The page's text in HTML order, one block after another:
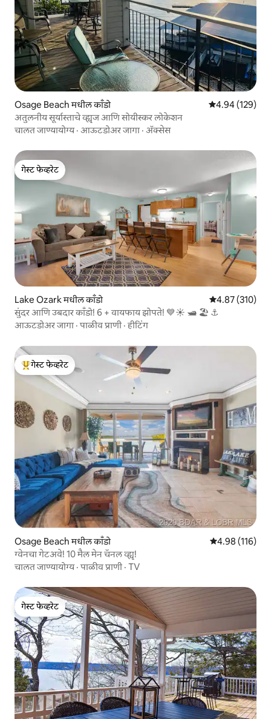
Osage Beach मधील काँडो 5 पैकी 4.94
4.94 (129)
अतुलनीय सूर्यास्ताचे व्ह्यूज आणि सोयीस्कर लोकेशन
चालत जाण्यायोग्य· आऊटडोअर जागा · ॲक्सेस
गेस्ट फेव्हरेट
गेस्ट फेव्हरेट
Lake Ozark मधील काँडो 5 पैकी 4.87
4.87 (310)
सुंदर आणि उबदार काँडो! 6 + वायफाय झोपते! 💙☀️ 🛥️ 🏖️ ⚓
आऊटडोअर जागा ·पाळीव प्राणी ·हीटिंग
टॉप गेस्ट फेव्हरेट
गेस्ट फेव्हरेट
Osage Beach मधील काँडो 5 पैकी 4.98
4.98 (116)
ग्वेनचा गेटअवे! 10 मैल मेन चॅनल व्ह्यू!
चालत जाण्यायोग्य·पाळीव प्राणी · TV
गेस्ट फेव्हरेट
गेस्ट फेव्हरेट